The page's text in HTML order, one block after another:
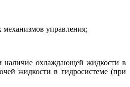
механизмов управления;
наличие охлаждающей жидкости в
жидкости в гидросистеме (при